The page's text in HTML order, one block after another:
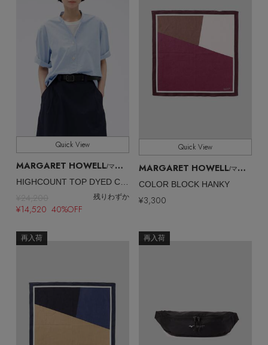
Quick View
MARGARET HOWELL/マーガレット・ハウエル
HIGHCOUNT TOP DYED COTTON SHIRT
¥24,200 残りわずか
¥14,520 40%OFF
Quick View
MARGARET HOWELL/マーガレット・ハウエル
COLOR BLOCK HANKY
¥3,300
再入荷 再入荷